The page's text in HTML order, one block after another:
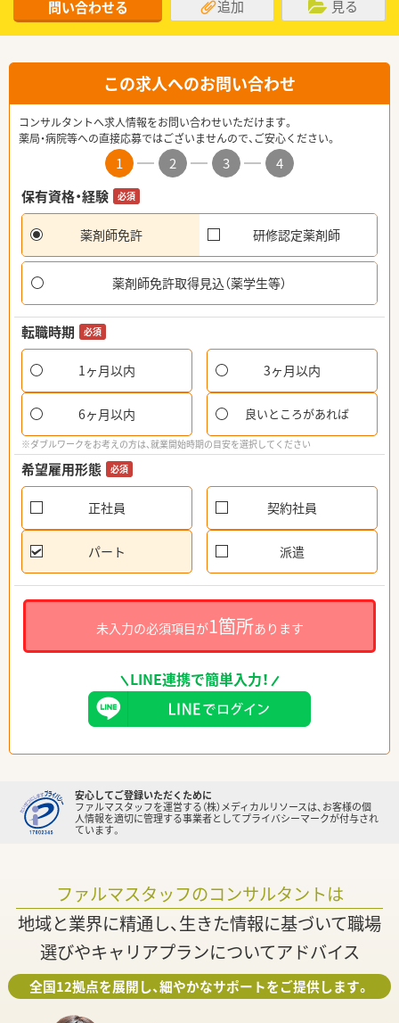
問い合わせる 追加 見る
この求人へのお問い合わせ
コンサルタントへ求人情報をお問い合わせいただけます。
薬局・病院等への直接応募ではございませんので、ご安心ください。
1 2 3
4
保有資格・経験
必須
薬剤師免許 研修認定薬剤師
薬剤師免許取得見込（薬学生等）
転職時期 必須
1ヶ月以内 3ヶ月以内
6ヶ月以内 良いところがあれば
※ダブルワークをお考えの方は、就業開始時期の目安を選択してください
希望雇用形態 必須
正社員 契約社員
パート 派遣
未入力の必須項目が1箇所あります
LINE連携で簡単入力！
安心してご登録いただくために
ファルマスタッフを運営する（株）メディカルリソースは、お客様の個
人情報を適切に管理する事業者としてプライバシーマークが付与され
ています。
ファルマスタッフのコンサルタントは
地域と業界に精通し、生きた情報に基づいて職場
選びやキャリアプランについてアドバイス
全国12拠点を展開し、細やかなサポートをご提供します。